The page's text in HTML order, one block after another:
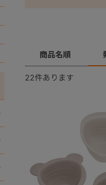
商品名順
22件あります